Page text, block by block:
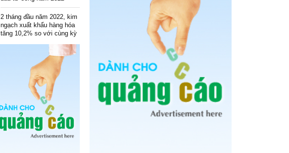
2 tháng đầu năm 2022, kim
ngạch xuất khẩu hàng hóa
tăng 10,2% so với cùng kỳ